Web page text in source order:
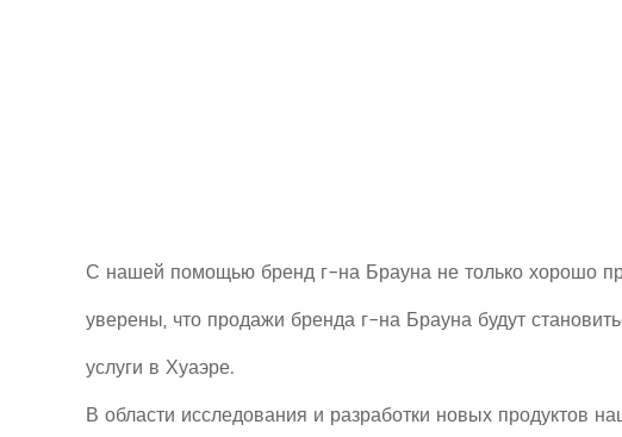
С нашей помощью бренд г-на Брауна не только хорошо
уверены, что продажи бренда г-на Брауна будут
услуги в Хуаэре.
В области исследования и разработки новых продуктов